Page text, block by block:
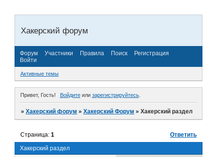
Хакерский форум
Форум Участники Правила Поиск
Регистрация
Войти
Активные темы
Привет, Гость! Войдитеили зарегистрируйтесь.
»Хакерский форум »Хакерский Форум »Хакерский раздел
Хакерский раздел
Страница:1 Ответить